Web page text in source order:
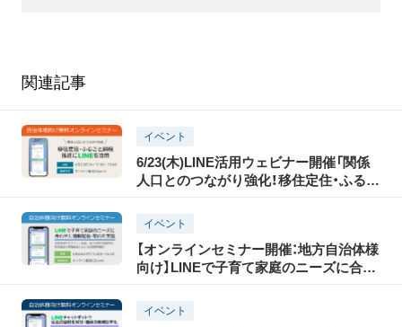
関連記事
イベント
6/23(木)LINE活用ウェビナー開催「関係
人口とのつながり強化！移住定住・ふるさ
イベント
【オンラインセミナー開催：地方自治体様
向け】LINEで子育て家庭のニーズに合わ
イベント